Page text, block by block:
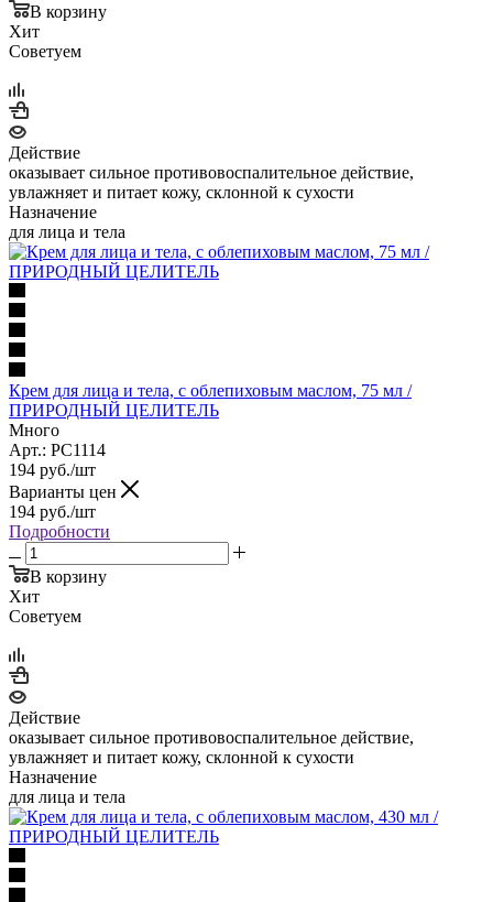
В корзину
Хит
Советуем
Действие
оказывает сильное противовоспалительное действие,
увлажняет и питает кожу, склонной к сухости
Назначение
для лица и тела
Крем для лица и тела, с облепиховым маслом, 75 мл /
ПРИРОДНЫЙ ЦЕЛИТЕЛЬ
Много
Арт.: PC1114
194 руб./шт
Варианты цен
194 руб./шт
Подробности
В корзину
Хит
Советуем
Действие
оказывает сильное противовоспалительное действие,
увлажняет и питает кожу, склонной к сухости
Назначение
для лица и тела